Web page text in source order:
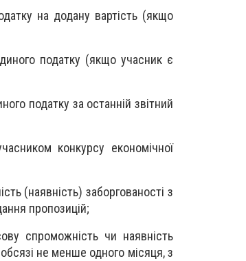
на додану вартість (якщо
податку (якщо учасник є
податку за останній звітний
конкурсу економічної
(наявність) заборгованості з
пропозицій;
спроможність чи наявність
не менше одного місяця, з